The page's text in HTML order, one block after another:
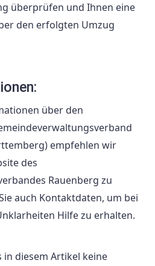
überprüfen und Ihnen eine
den erfolgten Umzug
über den
empfehlen wir
des
Rauenberg zu
auch Kontaktdaten, um bei
Hilfe zu erhalten.
in diesem Artikel keine